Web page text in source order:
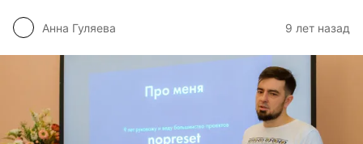
Анна Гуляева 9 лет назад